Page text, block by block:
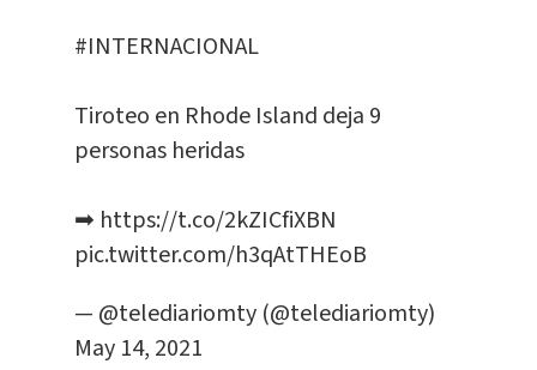
#INTERNACIONAL
Tiroteo en Rhode Island deja 9
personas heridas
➡ https://t.co/2kZICfiXBN
pic.twitter.com/h3qAtTHEoB
— @telediariomty (@telediariomty)
May 14, 2021